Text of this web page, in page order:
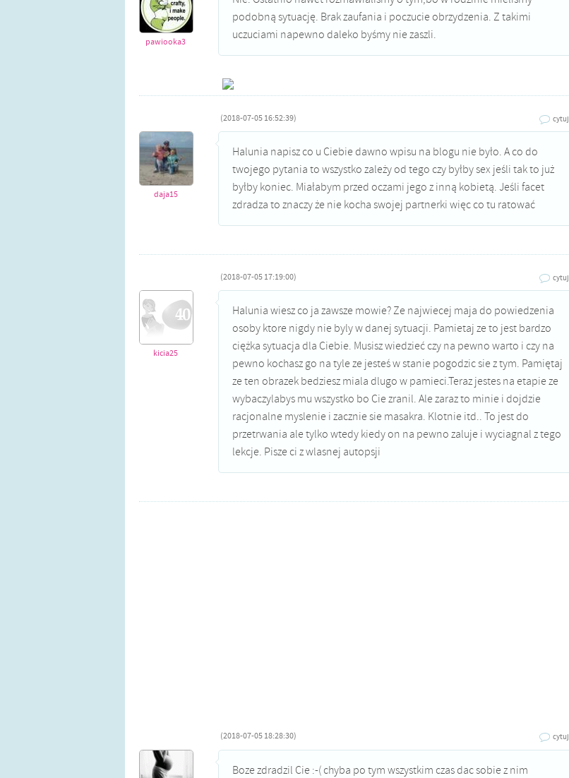
pawiooka3
podobną sytuację. Brak zaufania i poczucie obrzydzenia. Z takimi
uczuciami napewno daleko byśmy nie zaszli.
(2018-07-05 16:52:39) cytuj
daja15
Halunia napisz co u Ciebie dawno wpisu na blogu nie było. A co do
twojego pytania to wszystko zależy od tego czy byłby sex jeśli tak to już
byłby koniec. Miałabym przed oczami jego z inną kobietą. Jeśli facet
zdradza to znaczy że nie kocha swojej partnerki więc co tu ratować
(2018-07-05 17:19:00) cytuj
kicia25
Halunia wiesz co ja zawsze mowie? Ze najwiecej maja do powiedzenia
osoby ktore nigdy nie byly w danej sytuacji. Pamietaj ze to jest bardzo
ciężka sytuacja dla Ciebie. Musisz wiedzieć czy na pewno warto i czy na
pewno kochasz go na tyle ze jesteś w stanie pogodzic sie z tym. Pamiętaj
ze ten obrazek bedziesz miala dlugo w pamieci.Teraz jestes na etapie ze
wybaczylabys mu wszystko bo Cie zranil. Ale zaraz to minie i dojdzie
racjonalne myslenie i zacznie sie masakra. Klotnie itd.. To jest do
przetrwania ale tylko wtedy kiedy on na pewno zaluje i wyciagnal z tego
lekcje. Pisze ci z wlasnej autopsji
(2018-07-05 18:28:30) cytuj
Boze zdradzil Cie :-( chyba po tym wszystkim czas dac sobie z nim